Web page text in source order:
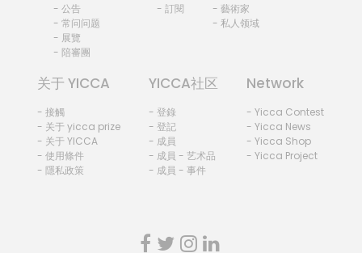
- 公告
- 常问问题
- 展覽
- 陪審團
- 訂閱
- 藝術家
- 私人领域
关于 YICCA
- 接觸
- 关于 yicca prize
- 关于 YICCA
- 使用條件
- 隱私政策
YICCA社区
- 登錄
- 登記
- 成員
- 成員 - 艺术品
- 成員 - 事件
Network
- Yicca Contest
- Yicca News
- Yicca Shop
- Yicca Project